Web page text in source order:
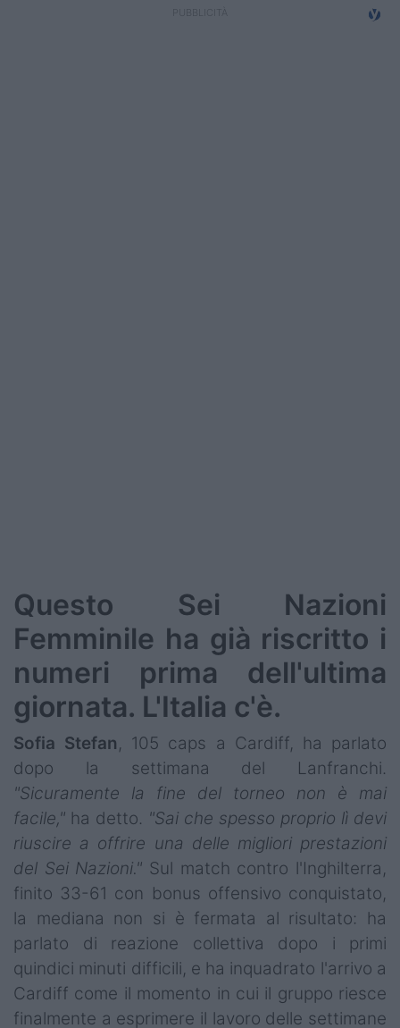
Questo Sei Nazioni
Femminile ha già riscritto i
numeri prima dell'ultima
giornata. L'Italia c'è.
Sofia Stefan, 105 caps a Cardiff, ha parlato
dopo la settimana del Lanfranchi.
"Sicuramente la fine del torneo non è mai
facile," ha detto. "Sai che spesso proprio lì devi
riuscire a offrire una delle migliori prestazioni
del Sei Nazioni." Sul match contro l'Inghilterra,
finito 33-61 con bonus offensivo conquistato,
la mediana non si è fermata al risultato: ha
parlato di reazione collettiva dopo i primi
quindici minuti difficili, e ha inquadrato l'arrivo a
Cardiff come il momento in cui il gruppo riesce
finalmente a esprimere il lavoro delle settimane